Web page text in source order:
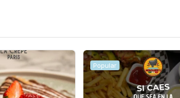
Popular